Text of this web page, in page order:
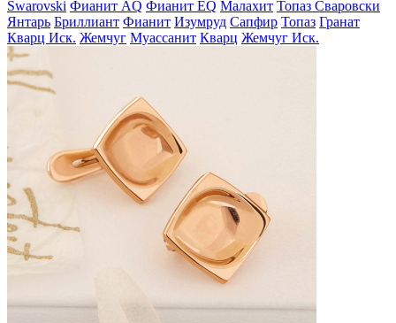
Swarovski Фианит AQ Фианит EQ Малахит Топаз Сваровски
Янтарь Бриллиант Фианит Изумруд Сапфир Топаз Гранат
Кварц Иск. Жемчуг Муассанит Кварц Жемчуг Иск.